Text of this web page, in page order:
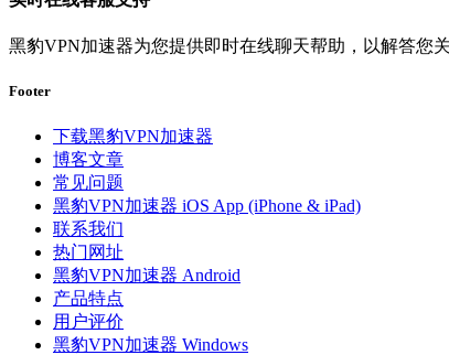
黑豹VPN加速器为您提供即时在线聊天帮助，以解答您
Footer
下载黑豹VPN加速器
博客文章
常见问题
黑豹VPN加速器 iOS App (iPhone & iPad)
联系我们
热门网址
黑豹VPN加速器 Android
产品特点
用户评价
黑豹VPN加速器 Windows